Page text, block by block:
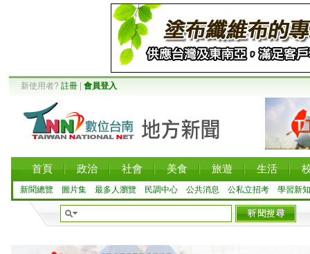
新使用者? 註冊 會員登入
首頁 政治 社會 美食 旅遊 生活
新聞總覽 圖片集 最多人瀏覽 民調中心 公共消息 公私立招考 學習新知